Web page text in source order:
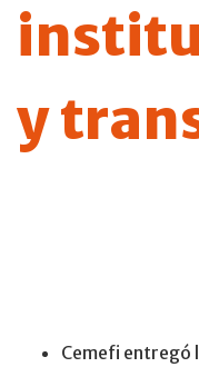
y
Cemefi entregó